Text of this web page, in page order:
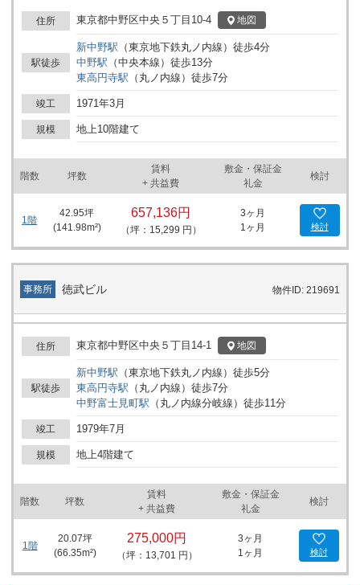
住所 東京都中野区中央５丁目10-4 地図
駅徒歩
新中野駅 （東京地下鉄丸ノ内線 ） 徒歩4分
中野駅 （中央本線 ） 徒歩13分
東高円寺駅 （ 丸ノ内線 ） 徒歩7分
竣工 1971年3月
規模 地上10階建て
階数 坪数
賃料
+ 共益費
敷金・保証金
礼金
検討
1階
42.95坪
(141.98m²)
657,136円
（坪：15,299 円）
3ヶ月
1ヶ月
検討
事務所 徳武ビル 物件ID: 219691
住所 東京都中野区中央５丁目14-1 地図
駅徒歩
新中野駅 （東京地下鉄丸ノ内線 ） 徒歩5分
東高円寺駅 （ 丸ノ内線 ） 徒歩7分
中野富士見町駅 （ 丸ノ内線分岐線 ） 徒歩11分
竣工 1979年7月
規模 地上4階建て
階数 坪数
賃料
+ 共益費
敷金・保証金
礼金
検討
1階
20.07坪
(66.35m²)
275,000円
（坪：13,701 円）
3ヶ月
1ヶ月
検討